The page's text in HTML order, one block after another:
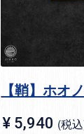
【鞘】ホオ
¥ 5,940 税込